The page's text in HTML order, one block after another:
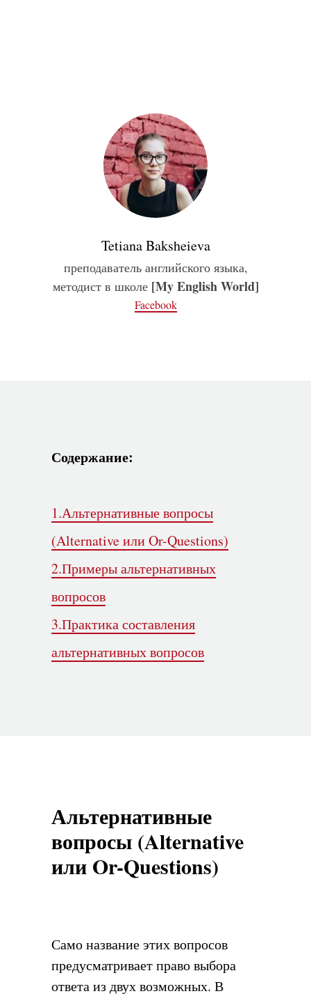
Tetiana Baksheieva
преподаватель английского языка,
методист в школе [My English World]
Facebook
Содержание:
1.Альтернативные вопросы
(Alternative или Or-Questions)
2.Примеры альтернативных
вопросов
3.Практика составления
альтернативных вопросов
Альтернативные
вопросы (Alternative
или Or-Questions)
Само название этих вопросов
предусматривает право выбора
ответа из двух возможных. В